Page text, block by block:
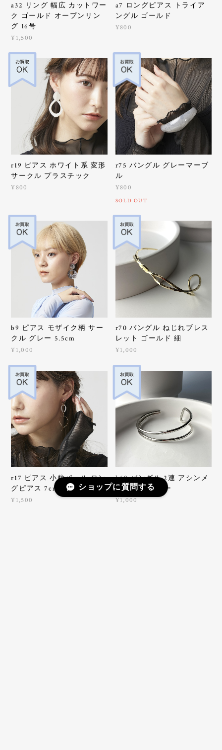
a32 リング 幅広 カットワー
ク ゴールド オープンリン
グ 16号
¥1,500
a7 ロングピアス トライア
ングル ゴールド
¥800
r19 ピアス ホワイト系 変形
サークル プラスチック
¥800
r75 バングル グレーマーブ
ル
¥800
SOLD OUT
b9 ピアス モザイク柄 サー
クル グレー 5.5cm
¥1,000
r70 バングル ねじれブレス
レット ゴールド 細
¥1,000
r17 ピアス 小粒パール ロン
グピアス 7cm
¥1,500
b68 バングル 2連 アシンメ
トリー シルバー
¥1,000
ショップに質問する